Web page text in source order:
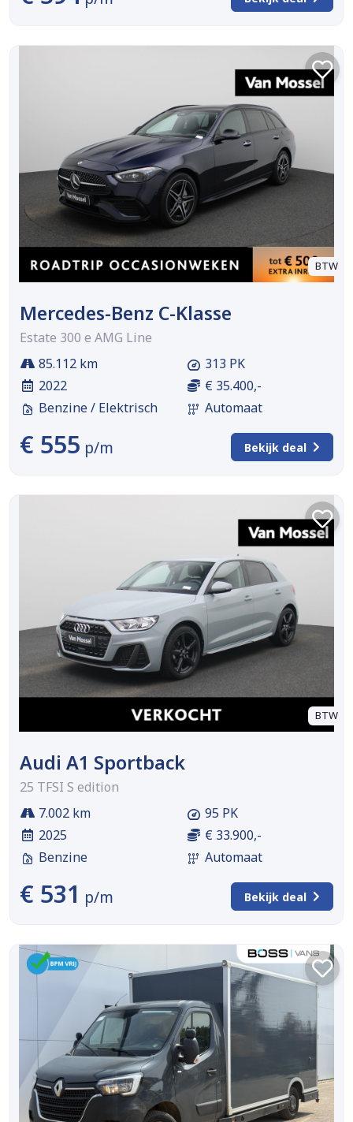
BTW
Mercedes-Benz C-Klasse
Estate 300 e AMG Line
85.112 km
2022
Benzine / Elektrisch
313 PK
€ 35.400,-
Automaat
€ 555 p/m Bekijk deal
BTW
Audi A1 Sportback
25 TFSI S edition
7.002 km
2025
Benzine
95 PK
€ 33.900,-
Automaat
€ 531 p/m Bekijk deal